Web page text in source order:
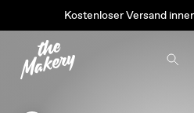
Kostenloser Versand